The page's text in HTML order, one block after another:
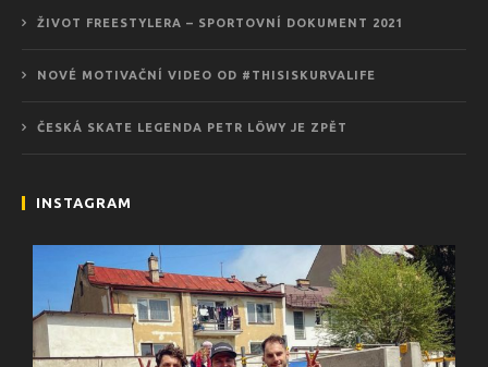
ŽIVOT FREESTYLERA – SPORTOVNÍ DOKUMENT 2021
NOVÉ MOTIVAČNÍ VIDEO OD #THISISKURVALIFE
ČESKÁ SKATE LEGENDA PETR LÖWY JE ZPĚT
INSTAGRAM